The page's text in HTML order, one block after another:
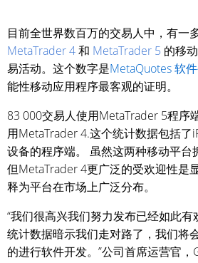
目前全世界数百万的交易人中，有一
MetaTrader 4和 MetaTrader 5 的移
易活动。这个数字是MetaQuotes 软
能性移动应用程序最客观的证明。
83 000交易人使用MetaTrader 5程序
用MetaTrader 4.这个统计数据包括
设备的程序端。 虽然这两种移动平台
但MetaTrader 4更广泛的受欢迎性是
释为平台在市场上广泛分布。
“我们很高兴我们努力发布已经如此
统计数据暗示我们走对路了，我们将
的进行软件开发。”公司首席运营官，